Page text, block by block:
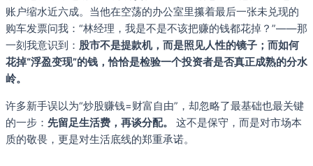
账户缩水近六成。当他在空荡的办公室里攥着最后一张未兑现的
购车发票问我：“林经理，我是不是不该把赚的钱都花掉？”——那
一刻我意识到： 股市不是提款机，而是照见人性的镜子；而如何
花掉“浮盈变现”的钱，恰恰是检验一个投资者是否真正成熟的分水
岭。
许多新手误以为“炒股赚钱=财富自由”，却忽略了最基础也最关键
的一步： 先留足生活费，再谈分配。
这不是保守，而是对市场本
质的敬畏，更是对生活底线的郑重承诺。